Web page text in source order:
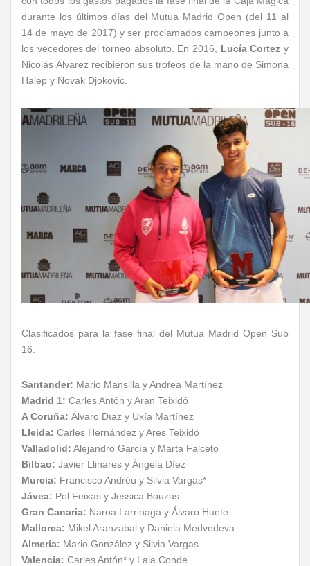
durante los últimos días del Mutua Madrid Open (del 11 al
14 de mayo de 2017) y ser proclamados campeones junto a
los vecedores del torneo absoluto. En 2016, Lucía Cortez y
Nicolás Álvarez recibieron sus trofeos de la mano de Simona
Halep y Novak Djokovic.
Clasificados para la fase final del Mutua Madrid Open Sub
16:
Santander: Mario Mansilla y Andrea Martínez
Madrid 1: Carles Antón y Aran Teixidó
A Coruña: Álvaro Dïaz y Uxía Martínez
Lleida: Carles Hernández y Ares Teixidó
Valladolid: Alejandro García y Marta Falceto
Bilbao: Javier Llinares y Ángela Díez
Murcia: Francisco Andréu y Silvia Vargas*
Jávea: Pol Feixas y Jessica Bouzas
Gran Canaria: Naroa Larrinaga y Álvaro Huete
Mallorca: Mikel Aranzabal y Daniela Medvedeva
Almería: Mario González y Silvia Vargas
Valencia: Carles Antón* y Laia Conde